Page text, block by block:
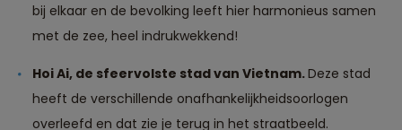
bij elkaar en de bevolking leeft hier harmonieus samen
met de zee, heel indrukwekkend!
Hoi Ai, de sfeervolste stad van Vietnam.Deze stad
heeft de verschillende onafhankelijkheidsoorlogen
overleefd en dat zie je terug in het straatbeeld.